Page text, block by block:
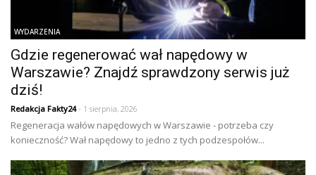
WYDARZENIA
Gdzie regenerować wał napędowy w
Warszawie? Znajdź sprawdzony serwis już
dziś!
Redakcja Fakty24- 1 sierpnia, 2026
Regeneracja wałów napędowych w Warszawie - potrzeba czy
konieczność? Wał napędowy to jedno z tych podzespołów...